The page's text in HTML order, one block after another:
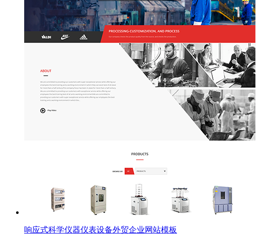
响应式科学仪器仪表设备外贸企业网站模板